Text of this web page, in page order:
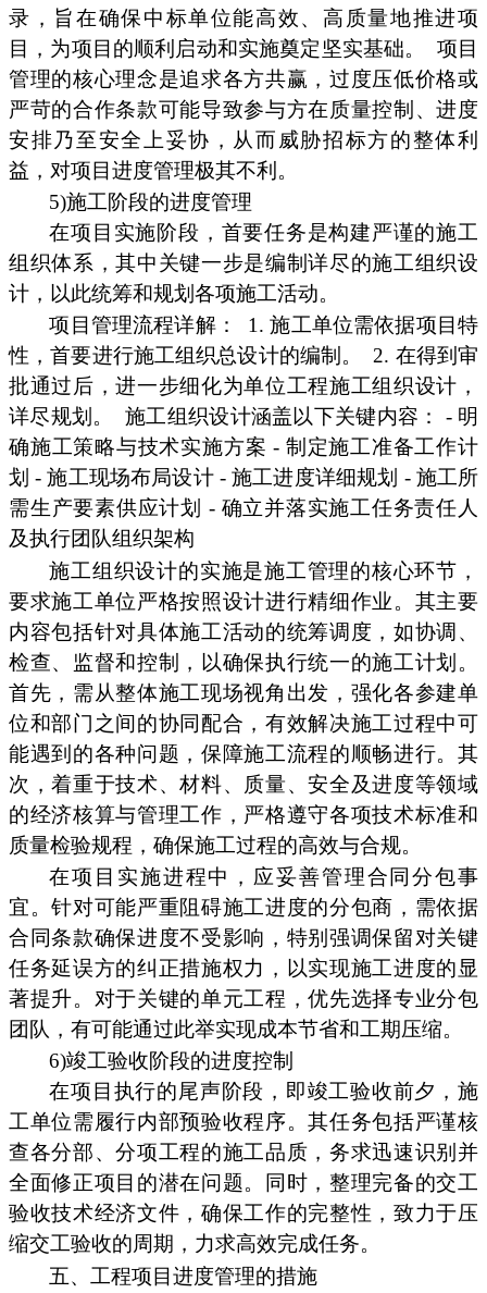
录，旨在确保中标单位能高效、高质量地推进项
目，为项目的顺利启动和实施奠定坚实基础。
项目
管理的核心理念是追求各方共赢，过度压低价格或
严苛的合作条款可能导致参与方在质量控制、进度
安排乃至安全上妥协，从而威胁招标方的整体利
益，对项目进度管理极其不利。
5)施工阶段的进度管理
在项目实施阶段，首要任务是构建严谨的施工
组织体系，其中关键一步是编制详尽的施工组织设
计，以此统筹和规划各项施工活动。
项目管理流程详解：
1. 施工单位需依据项目特
性，首要进行施工组织总设计的编制。
2. 在得到审
批通过后，进一步细化为单位工程施工组织设计，
详尽规划。
施工组织设计涵盖以下关键内容： - 明
确施工策略与技术实施方案 - 制定施工准备工作计
划 - 施工现场布局设计 - 施工进度详细规划 - 施工所
需生产要素供应计划 - 确立并落实施工任务责任人
及执行团队组织架构
施工组织设计的实施是施工管理的核心环节，
要求施工单位严格按照设计进行精细作业。其主要
内容包括针对具体施工活动的统筹调度，如协调、
检查、监督和控制，以确保执行统一的施工计划。
首先，需从整体施工现场视角出发，强化各参建单
位和部门之间的协同配合，有效解决施工过程中可
能遇到的各种问题，保障施工流程的顺畅进行。其
次，着重于技术、材料、质量、安全及进度等领域
的经济核算与管理工作，严格遵守各项技术标准和
质量检验规程，确保施工过程的高效与合规。
在项目实施进程中，应妥善管理合同分包事
宜。针对可能严重阻碍施工进度的分包商，需依据
合同条款确保进度不受影响，特别强调保留对关键
任务延误方的纠正措施权力，以实现施工进度的显
著提升。对于关键的单元工程，优先选择专业分包
团队，有可能通过此举实现成本节省和工期压缩。
6)竣工验收阶段的进度控制
在项目执行的尾声阶段，即竣工验收前夕，施
工单位需履行内部预验收程序。其任务包括严谨核
查各分部、分项工程的施工品质，务求迅速识别并
全面修正项目的潜在问题。同时，整理完备的交工
验收技术经济文件，确保工作的完整性，致力于压
缩交工验收的周期，力求高效完成任务。
五、工程项目进度管理的措施